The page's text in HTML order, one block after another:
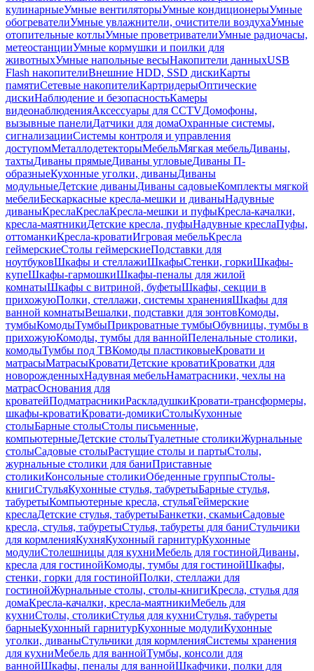
кулинарныеУмные вентиляторыУмные кондиционерыУмные
обогревателиУмные увлажнители, очистители воздухаУмные
отопительные котлыУмные проветривателиУмные радиочасы,
метеостанцииУмные кормушки и поилки для
животныхУмные напольные весыНакопители данныхUSB
Flash накопителиВнешние HDD, SSD дискиКарты
памятиСетевые накопителиКартридерыОптические
дискиНаблюдение и безопасностьКамеры
видеонаблюденияАксессуары для CCTVДомофоны,
вызывные панелиДатчики для домаОхранные системы,
сигнализацииСистемы контроля и управления
доступомМеталлодетекторыМебельМягкая мебельДиваны,
тахтыДиваны прямыеДиваны угловыеДиваны П-
образныеКухонные уголки, диваныДиваны
модульныеДетские диваныДиваны садовыеКомплекты мягкой
мебелиБескаркасные кресла-мешки и диваныНадувные
диваныКреслаКреслаКресла-мешки и пуфыКресла-качалки,
кресла-маятникиДетские кресла, пуфыНадувные креслаПуфы,
оттоманкиКресла-кроватиИгровая мебельКресла
геймерскиеСтолы геймерскиеПодставки для
ноутбуковШкафы и стеллажиШкафыСтенки, горкиШкафы-
купеШкафы-гармошкиШкафы-пеналы для жилой
комнатыШкафы с витриной, буфетыШкафы, секции в
прихожуюПолки, стеллажи, системы храненияШкафы для
ванной комнатыВешалки, подставки для зонтовКомоды,
тумбыКомодыТумбыПрикроватные тумбыОбувницы, тумбы в
прихожуюКомоды, тумбы для ваннойПеленальные столики,
комодыТумбы под ТВКомоды пластиковыеКровати и
матрасыМатрасыКроватиДетские кроватиКроватки для
новорожденныхНадувная мебельНаматрасники, чехлы на
матрасОснования для
кроватейПодматрасникиРаскладушкиКровати-трансформеры,
шкафы-кроватиКровати-домикиСтолыКухонные
столыБарные столыСтолы письменные,
компьютерныеДетские столыТуалетные столикиЖурнальные
столыСадовые столыРастущие столы и партыСтолы,
журнальные столики для баниПриставные
столикиКонсольные столикиОбеденные группыСтолы-
книгиСтульяКухонные стулья, табуретыБарные стулья,
табуретыКомпьютерные кресла, стульяГеймерские
креслаДетские стулья, табуретыБанкетки, скамьиСадовые
кресла, стулья, табуретыСтулья, табуреты для баниСтульчики
для кормленияКухняКухонный гарнитурКухонные
модулиСтолешницы для кухниМебель для гостинойДиваны,
кресла для гостинойКомоды, тумбы для гостинойШкафы,
стенки, горки для гостинойПолки, стеллажи для
гостинойЖурнальные столы, столы-книгиКресла, стулья для
домаКресла-качалки, кресла-маятникиМебель для
кухниСтолы, столикиСтулья для кухниСтулья, табуреты
барныеКухонный гарнитурКухонные модулиКухонные
уголки, диваныСтульчики для кормленияСистемы хранения
для кухниМебель для ваннойТумбы, консоли для
ваннойШкафы, пеналы для ваннойШкафчики, полки для